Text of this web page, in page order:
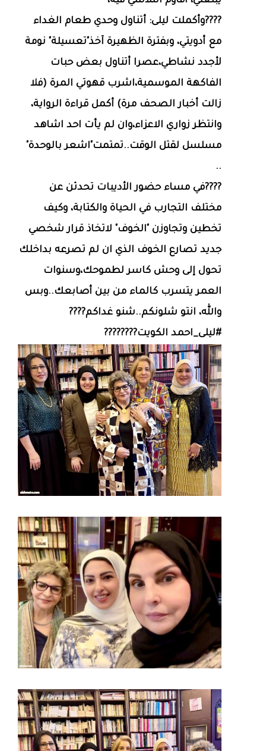
????وأكملت ليلى: أتناول وحدي طعام الغداء
مع أدويتي، وبفترة الظهيرة آخذ"تعسيلة" نومة
لأجدد نشاطي،عصرا أتناول بعض حبات
الفاكهة الموسمية،اشرب قهوتي المرة (فلا
زالت أخبار الصحف مرة) أكمل قراءة الرواية،
وانتظر زواري الاعزاء،وان لم يأت احد اشاهد
مسلسل لقتل الوقت..تمتمت"اشعر بالوحدة"
..
????في مساء حضور الأديبات تحدثن عن
مختلف التجارب في الحياة والكتابة، وكيف
تخطين وتجاوزن "الخوف" لاتخاذ قرار شخصي
جديد تصارع الخوف الذي ان لم تصرعه بداخلك
تحول إلى وحش كاسر لطموحك،وسنوات
العمر يتسرب كالماء من بين أصابعك..وبس
والله، انتو شلونكم..شنو غداكم????
#ليلى_احمد الكويت????????